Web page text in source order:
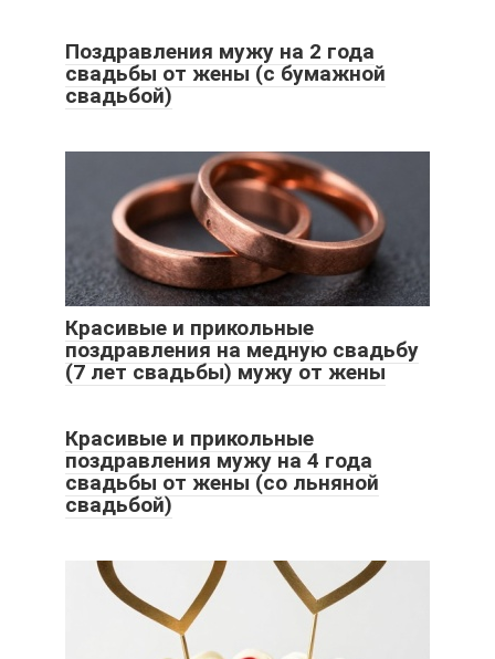
Поздравления мужу на 2 года
свадьбы от жены (с бумажной
свадьбой)
Красивые и прикольные
поздравления на медную свадьбу
(7 лет свадьбы) мужу от жены
Красивые и прикольные
поздравления мужу на 4 года
свадьбы от жены (со льняной
свадьбой)